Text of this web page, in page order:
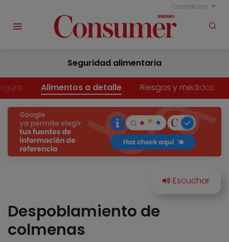
Castellano
Seguridad alimentaria
Alimentos a detalle Riesgos y medidas
Despoblamiento de
colmenas